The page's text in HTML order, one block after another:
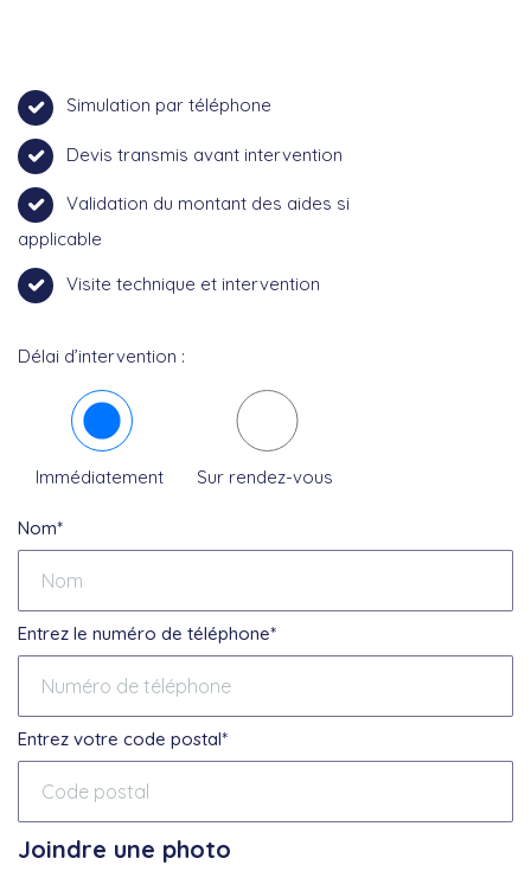
Simulation par téléphone
Devis transmis avant intervention
Validation du montant des aides si
applicable
Visite technique et intervention
Délai d’intervention :
Immédiatement Sur rendez-vous
Nom*
Entrez le numéro de téléphone*
Entrez votre code postal*
Joindre une photo